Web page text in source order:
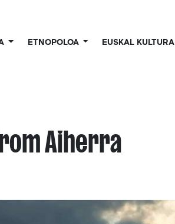
ETNOPOLOA EUSKAL KULTURA
Aiherra